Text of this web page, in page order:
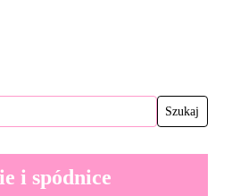
i spódnice